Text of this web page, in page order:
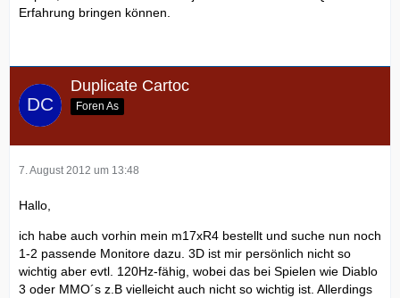
Erfahrung bringen können.
Duplicate Cartoc
Foren As
7. August 2012 um 13:48
Hallo,
ich habe auch vorhin mein m17xR4 bestellt und suche nun noch
1-2 passende Monitore dazu. 3D ist mir persönlich nicht so
wichtig aber evtl. 120Hz-fähig, wobei das bei Spielen wie Diablo
3 oder MMO´s z.B vielleicht auch nicht so wichtig ist. Allerdings